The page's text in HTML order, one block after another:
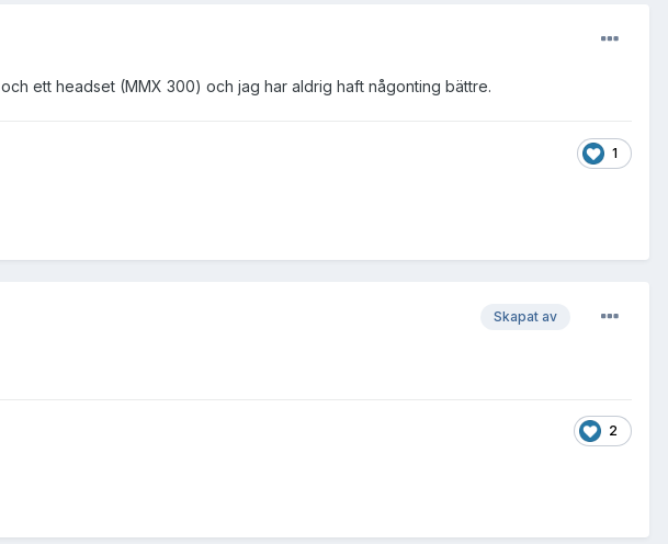
ett headset (MMX 300) och jag har aldrig haft någonting bättre.
1
Skapat av
2